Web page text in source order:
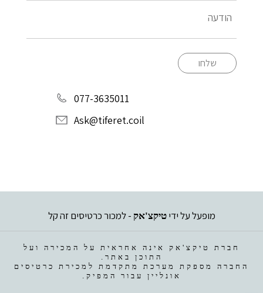
שלחו
077-3635011
Ask@tiferet.coil
מופעל על ידיטיקצ'אק - למכור כרטיסים זה קל
חברת טיקצ'אק אינה אחראית על המכירה ועל
התוכן באתר.
החברה מספקת מערכת מתקדמת למכירת כרטיסים
אונליין עבור המפיק.